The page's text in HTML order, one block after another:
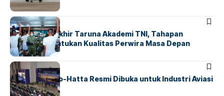
BERITA
Sidang Pantukhir Taruna Akademi TNI, Tahapan
Strategis Tentukan Kualitas Perwira Masa Depan
BANDARA BERITA
IALC Soekarno-Hatta Resmi Dibuka untuk Industri Aviasi
Dunia